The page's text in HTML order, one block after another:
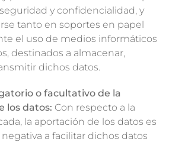
y confidencialidad, y
tanto en soportes en papel
el uso de medios informáticos
destinados a almacenar,
dichos datos.
o facultativo de la
los datos: Con respecto a la
la aportación de los datos es
negativa a facilitar dichos datos